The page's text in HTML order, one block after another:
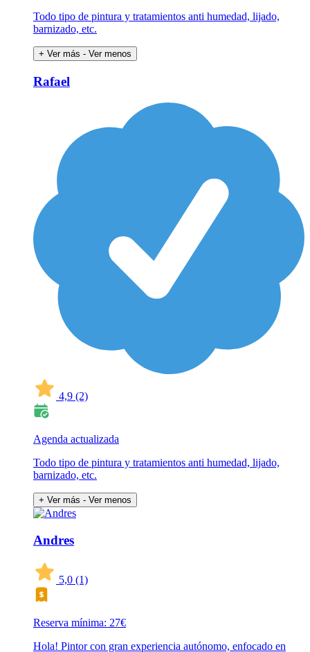
Todo tipo de pintura y tratamientos anti humedad, lijado,
barnizado, etc.
+ Ver más - Ver menos
Rafael
4,9 (2)
Agenda actualizada
Todo tipo de pintura y tratamientos anti humedad, lijado,
barnizado, etc.
+ Ver más - Ver menos
Andres
5,0 (1)
Reserva mínima: 27€
Hola! Pintor con gran experiencia autónomo, enfocado en